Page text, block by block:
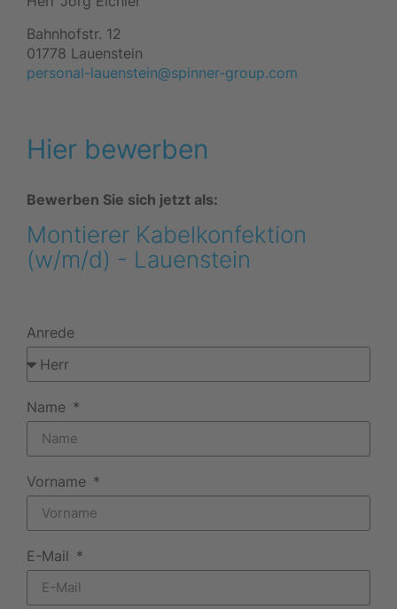
Bahnhofstr. 12
01778 Lauenstein
personal-lauenstein@spinner-group.com
Hier bewerben
Bewerben Sie sich jetzt als:
Montierer Kabelkonfektion
(w/m/d) - Lauenstein
Anrede
Name
Vorname
E-Mail